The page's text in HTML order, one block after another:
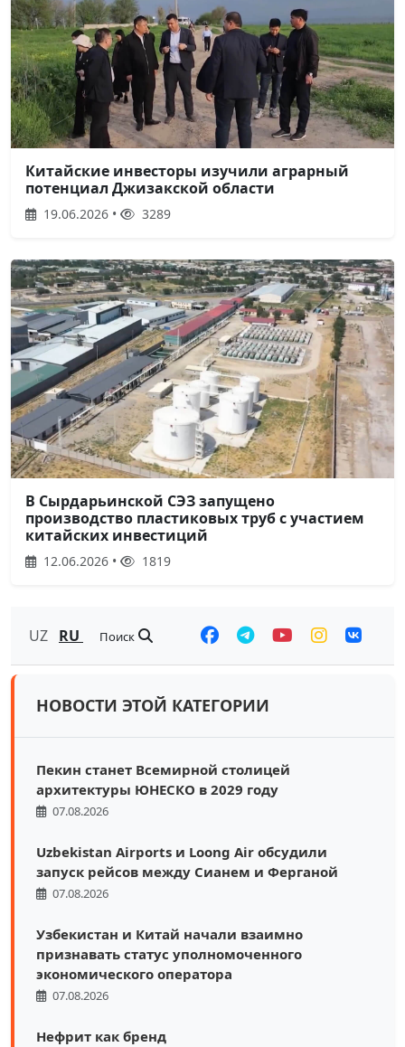
Китайские инвесторы изучили аграрный
потенциал Джизакской области
19.06.2026 • 3289
В Сырдарьинской СЭЗ запущено
производство пластиковых труб с участием
китайских инвестиций
12.06.2026 • 1819
UZ RU Поиск
НОВОСТИ ЭТОЙ КАТЕГОРИИ
Пекин станет Всемирной столицей
архитектуры ЮНЕСКО в 2029 году
07.08.2026
Uzbekistan Airports и Loong Air обсудили
запуск рейсов между Сианем и Ферганой
07.08.2026
Узбекистан и Китай начали взаимно
признавать статус уполномоченного
экономического оператора
07.08.2026
Нефрит как бренд